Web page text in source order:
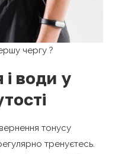
чергу ?
води у
тонусу
тренуєтесь.